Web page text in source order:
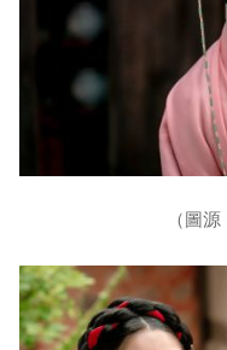
（圖